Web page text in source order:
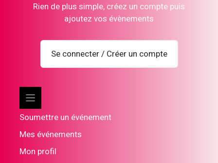
Rien de plus simple, créez un compte puis
ajoutez vos évènements
Se connecter / Créer un compte
Soumettre un événement
Mes événements
Mon profil